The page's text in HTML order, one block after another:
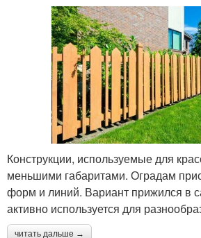
Конструкции, используемые для
меньшими габаритами. Оградам
форм и линий. Вариант прижился в
активно используется для
читать дальше →